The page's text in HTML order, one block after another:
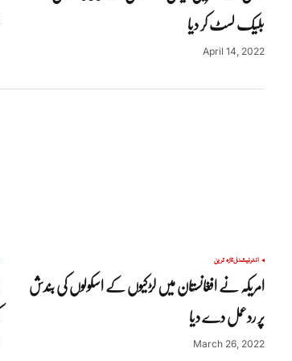
بلیک لسٹ کر دیا
April 14, 2022
انٹرنیشنلتازہ ترین
امریکہ نے افغانستان میں لڑکیوں کے اسکولوں کی بندش
پر ردعمل دے دیا
March 26, 2022